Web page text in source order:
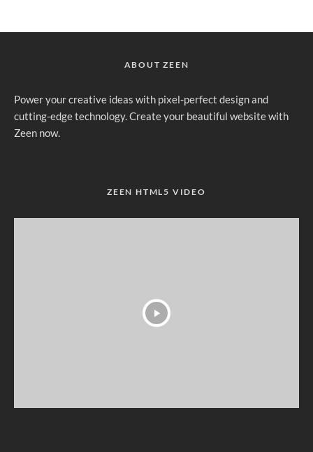
ABOUT ZEEN
Power your creative ideas with pixel-perfect design and
cutting-edge technology. Create your beautiful website with
Zeen now.
ZEEN HTML5 VIDEO